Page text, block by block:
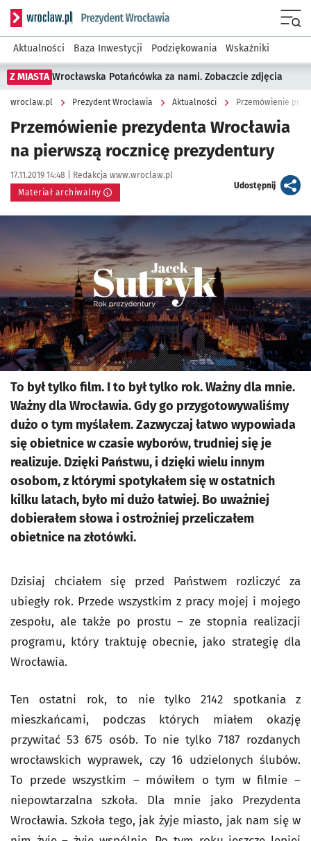
Serwis informacyjny wroclaw.pl podserwis: Prezydent
Aktualności Baza Inwestycji Podziękowania Wskaźniki
Z MIASTA Wrocławska Potańcówka za nami. Zobaczcie zdjęcia
wroclaw.pl Prezydent Wrocławia Aktualności Przemówienie
Przemówienie prezydenta Wrocławia
na pierwszą rocznicę prezydentury
Data publikacji:
17.11.2019 14:48 | Autor:
Redakcja www.wroclaw.pl
Materiał archiwalny
Udostępnijartykuł
Kliknij, aby powiększyć
To był tylko film. I to był tylko rok. Ważny dla mnie.
Ważny dla Wrocławia. Gdy go przygotowywaliśmy
dużo o tym myślałem. Zazwyczaj łatwo wypowiada
się obietnice w czasie wyborów, trudniej się je
realizuje. Dzięki Państwu, i dzięki wielu innym
osobom, z którymi spotykałem się w ostatnich
kilku latach, było mi dużo łatwiej. Bo uważniej
dobierałem słowa i ostrożniej przeliczałem
obietnice na złotówki.
Dzisiaj chciałem się przed Państwem rozliczyć za
ubiegły rok. Przede wszystkim z pracy mojej i mojego
zespołu, ale także po prostu – ze stopnia realizacji
programu, który traktuję obecnie, jako strategię dla
Wrocławia.
Ten ostatni rok, to nie tylko 2142 spotkania z
mieszkańcami, podczas których miałem okazję
przywitać 53 675 osób. To nie tylko 7187 rozdanych
wrocławskich wyprawek, czy 16 udzielonych ślubów.
To przede wszystkim – mówiłem o tym w filmie –
niepowtarzalna szkoła. Dla mnie jako Prezydenta
Wrocławia. Szkoła tego, jak żyje miasto, jak nam się w